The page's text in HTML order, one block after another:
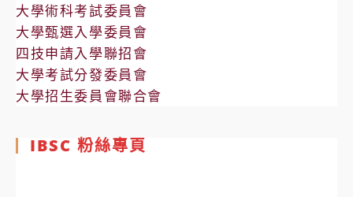
大學術科考試委員會
大學甄選入學委員會
四技申請入學聯招會
大學考試分發委員會
大學招生委員會聯合會
IBSC 粉絲專頁